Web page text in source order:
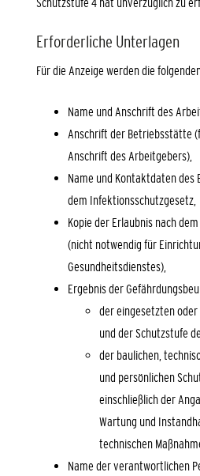
Erforderliche Unterlagen
Für die Anzeige werden die
Name und Anschrift des
Anschrift der Betriebsstätte
Anschrift des Arbeitgebers),
Name und Kontaktdaten des
dem Infektionsschutzgesetz,
Kopie der Erlaubnis nach
(nicht notwendig für
Gesundheitsdienstes),
Ergebnis der
der eingesetzten
und der Schutzstufe
der baulichen,
und persönlichen
einschließlich der
Wartung und
technischen
Name der verantwortlichen